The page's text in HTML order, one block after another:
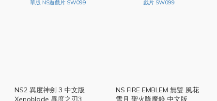
NS2 異度神劍 3 中文版
Xenoblade 異度之刃3
NS FIRE EMBLEM 無雙 風花
雪月 聖火降魔錄 中文版